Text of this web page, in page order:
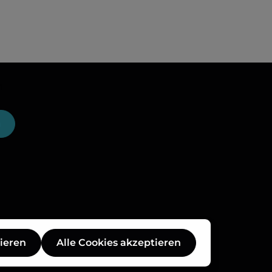
Alle Cookies akzeptieren